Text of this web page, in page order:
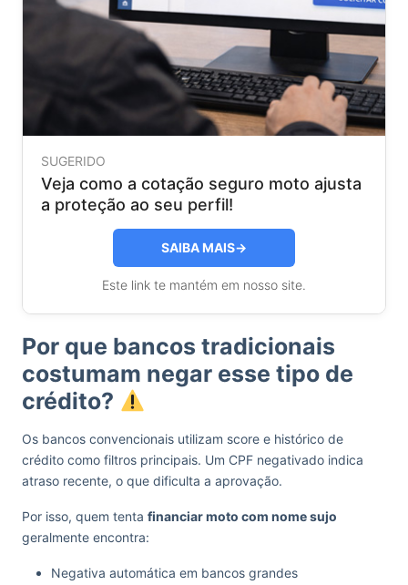
SUGERIDO
Veja como a cotação seguro moto ajusta
a proteção ao seu perfil!
SAIBA MAIS→
Este link te mantém em nosso site.
Por que bancos tradicionais
costumam negar esse tipo de
crédito?
Os bancos convencionais utilizam score e histórico de
crédito como filtros principais. Um CPF negativado indica
atraso recente, o que dificulta a aprovação.
Por isso, quem tenta financiar moto com nome sujo
geralmente encontra:
Negativa automática em bancos grandes